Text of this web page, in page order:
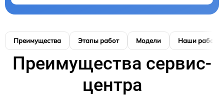
Преимущества Этапы работ Модели Наши работы
Преимущества сервис-
центра